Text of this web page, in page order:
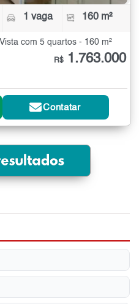
1 vaga 160 m²
com 5 quartos - 160 m²
R$ 1.763.000
Contatar